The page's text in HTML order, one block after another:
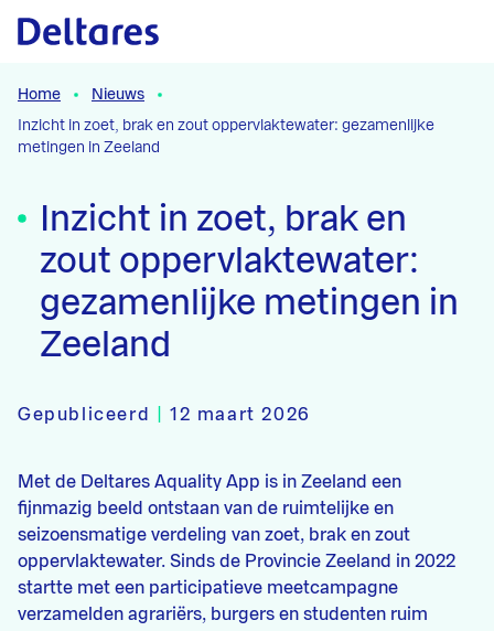
Naar hoofdcontent
Home
Nieuws
Inzicht in zoet, brak en zout oppervlaktewater: gezamenlijke
metingen in Zeeland
Inzicht in zoet, brak en
zout oppervlaktewater:
gezamenlijke metingen in
Zeeland
Gepubliceerd |12 maart 2026
Met de Deltares Aquality App is in Zeeland een
fijnmazig beeld ontstaan van de ruimtelijke en
seizoensmatige verdeling van zoet, brak en zout
oppervlaktewater. Sinds de Provincie Zeeland in 2022
startte met een participatieve meetcampagne
verzamelden agrariërs, burgers en studenten ruim